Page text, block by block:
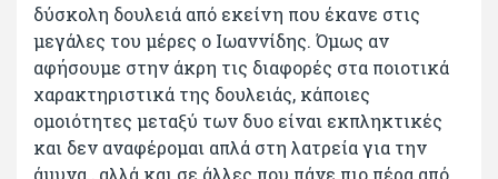
δύσκολη δουλειά από εκείνη που έκανε στις
μεγάλες του μέρες ο Ιωαννίδης. Όμως αν
αφήσουμε στην άκρη τις διαφορές στα ποιοτικά
χαρακτηριστικά της δουλειάς, κάποιες
ομοιότητες μεταξύ των δυο είναι εκπληκτικές
και δεν αναφέρομαι απλά στη λατρεία για την
άμυνα., αλλά και σε άλλες που πάνε πιο πέρα από